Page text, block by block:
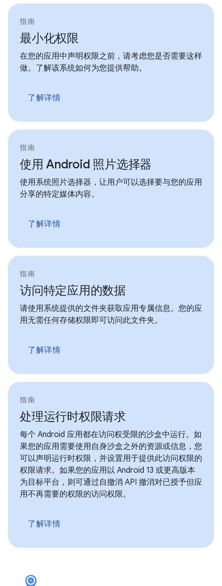
指南
最小化权限
在您的应用中声明权限之前，请考虑您是否需要这样
做。了解该系统如何为您提供帮助。
了解详情
指南
使用 Android 照片选择器
使用系统照片选择器，让用户可以选择要与您的应用
分享的特定媒体内容。
了解详情
指南
访问特定应用的数据
请使用系统提供的文件夹获取应用专属信息。您的应
用无需任何存储权限即可访问此文件夹。
了解详情
指南
处理运行时权限请求
每个 Android 应用都在访问权受限的沙盒中运行。如
果您的应用需要使用自身沙盒之外的资源或信息，您
可以声明运行时权限，并设置用于提供此访问权限的
权限请求。如果您的应用以 Android 13 或更高版本
为目标平台，则可通过自撤消 API 撤消对已授予但应
用不再需要的权限的访问权限。
了解详情